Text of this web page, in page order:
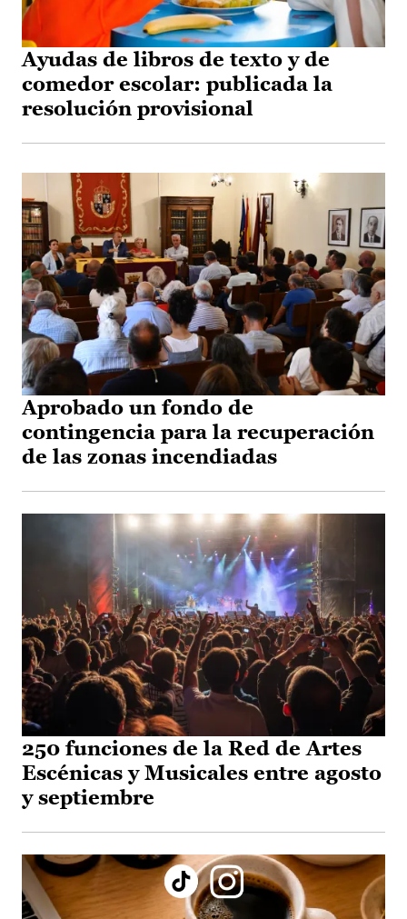
Ayudas de libros de texto y de
comedor escolar: publicada la
resolución provisional
Aprobado un fondo de
contingencia para la recuperación
de las zonas incendiadas
250 funciones de la Red de Artes
Escénicas y Musicales entre agosto
y septiembre